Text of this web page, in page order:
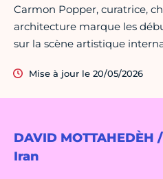
DAVID
Iran
Carmon Popper, curatrice,
architecture marque les
sur la scène artistique
Mise à jour le 20/05/2026